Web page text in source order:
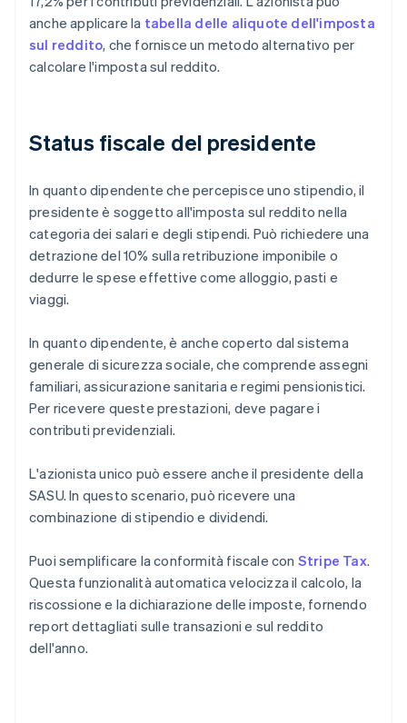
anche applicare la tabella delle aliquote dell'imposta
sul reddito, che fornisce un metodo alternativo per
calcolare l'imposta sul reddito.
Status fiscale del presidente
In quanto dipendente che percepisce uno stipendio, il
presidente è soggetto all'imposta sul reddito nella
categoria dei salari e degli stipendi. Può richiedere una
detrazione del 10% sulla retribuzione imponibile o
dedurre le spese effettive come alloggio, pasti e
viaggi.
In quanto dipendente, è anche coperto dal sistema
generale di sicurezza sociale, che comprende assegni
familiari, assicurazione sanitaria e regimi pensionistici.
Per ricevere queste prestazioni, deve pagare i
contributi previdenziali.
L'azionista unico può essere anche il presidente della
SASU. In questo scenario, può ricevere una
combinazione di stipendio e dividendi.
Puoi semplificare la conformità fiscale con Stripe Tax.
Questa funzionalità automatica velocizza il calcolo, la
riscossione e la dichiarazione delle imposte, fornendo
report dettagliati sulle transazioni e sul reddito
dell'anno.